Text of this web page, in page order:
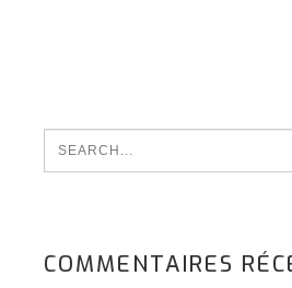
COMMENTAIRES